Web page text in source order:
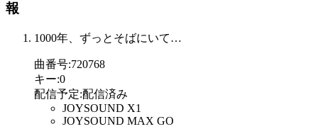
報
1000年、ずっとそばにいて…
曲番号:720768
キー:0
配信予定:配信済み
JOYSOUND X1
JOYSOUND MAX GO